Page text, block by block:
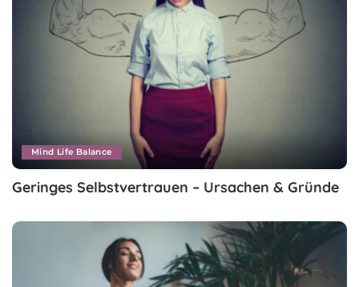
Mind Life Balance
Geringes Selbstvertrauen – Ursachen & Gründe